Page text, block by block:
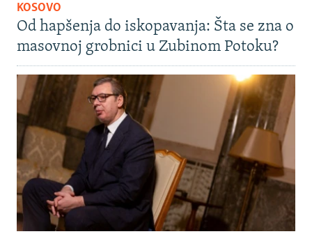
KOSOVO
Od hapšenja do iskopavanja: Šta se zna o
masovnoj grobnici u Zubinom Potoku?